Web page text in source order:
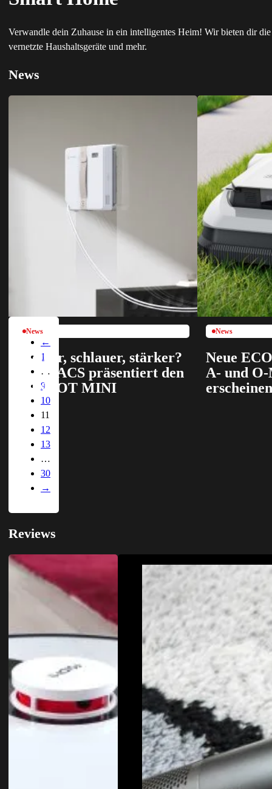
Verwandle dein Zuhause in ein intelligentes Heim! Wir bieten dir
vernetzte Haushaltsgeräte und mehr.
News
News
Kleiner, schlauer, stärker?
ECOVACS präsentiert den
WINBOT MINI
News
Neue
A- und
←
1
…
9
10
11
12
13
…
30
→
Reviews